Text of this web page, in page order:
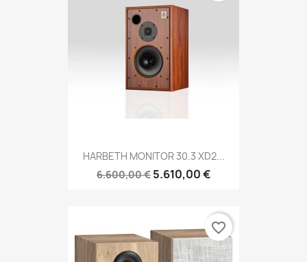
HARBETH MONITOR 30.3 XD2...
6.600,00 € 5.610,00 €
favorite_border